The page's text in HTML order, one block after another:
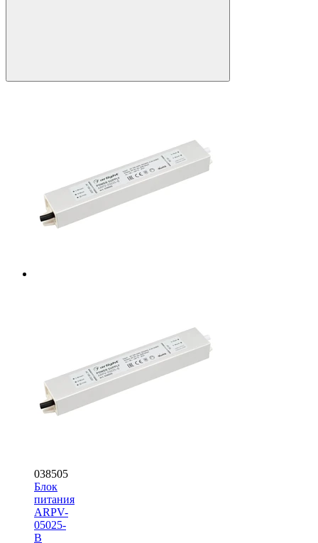
038505
Блок
питания
ARPV-
05025-
B